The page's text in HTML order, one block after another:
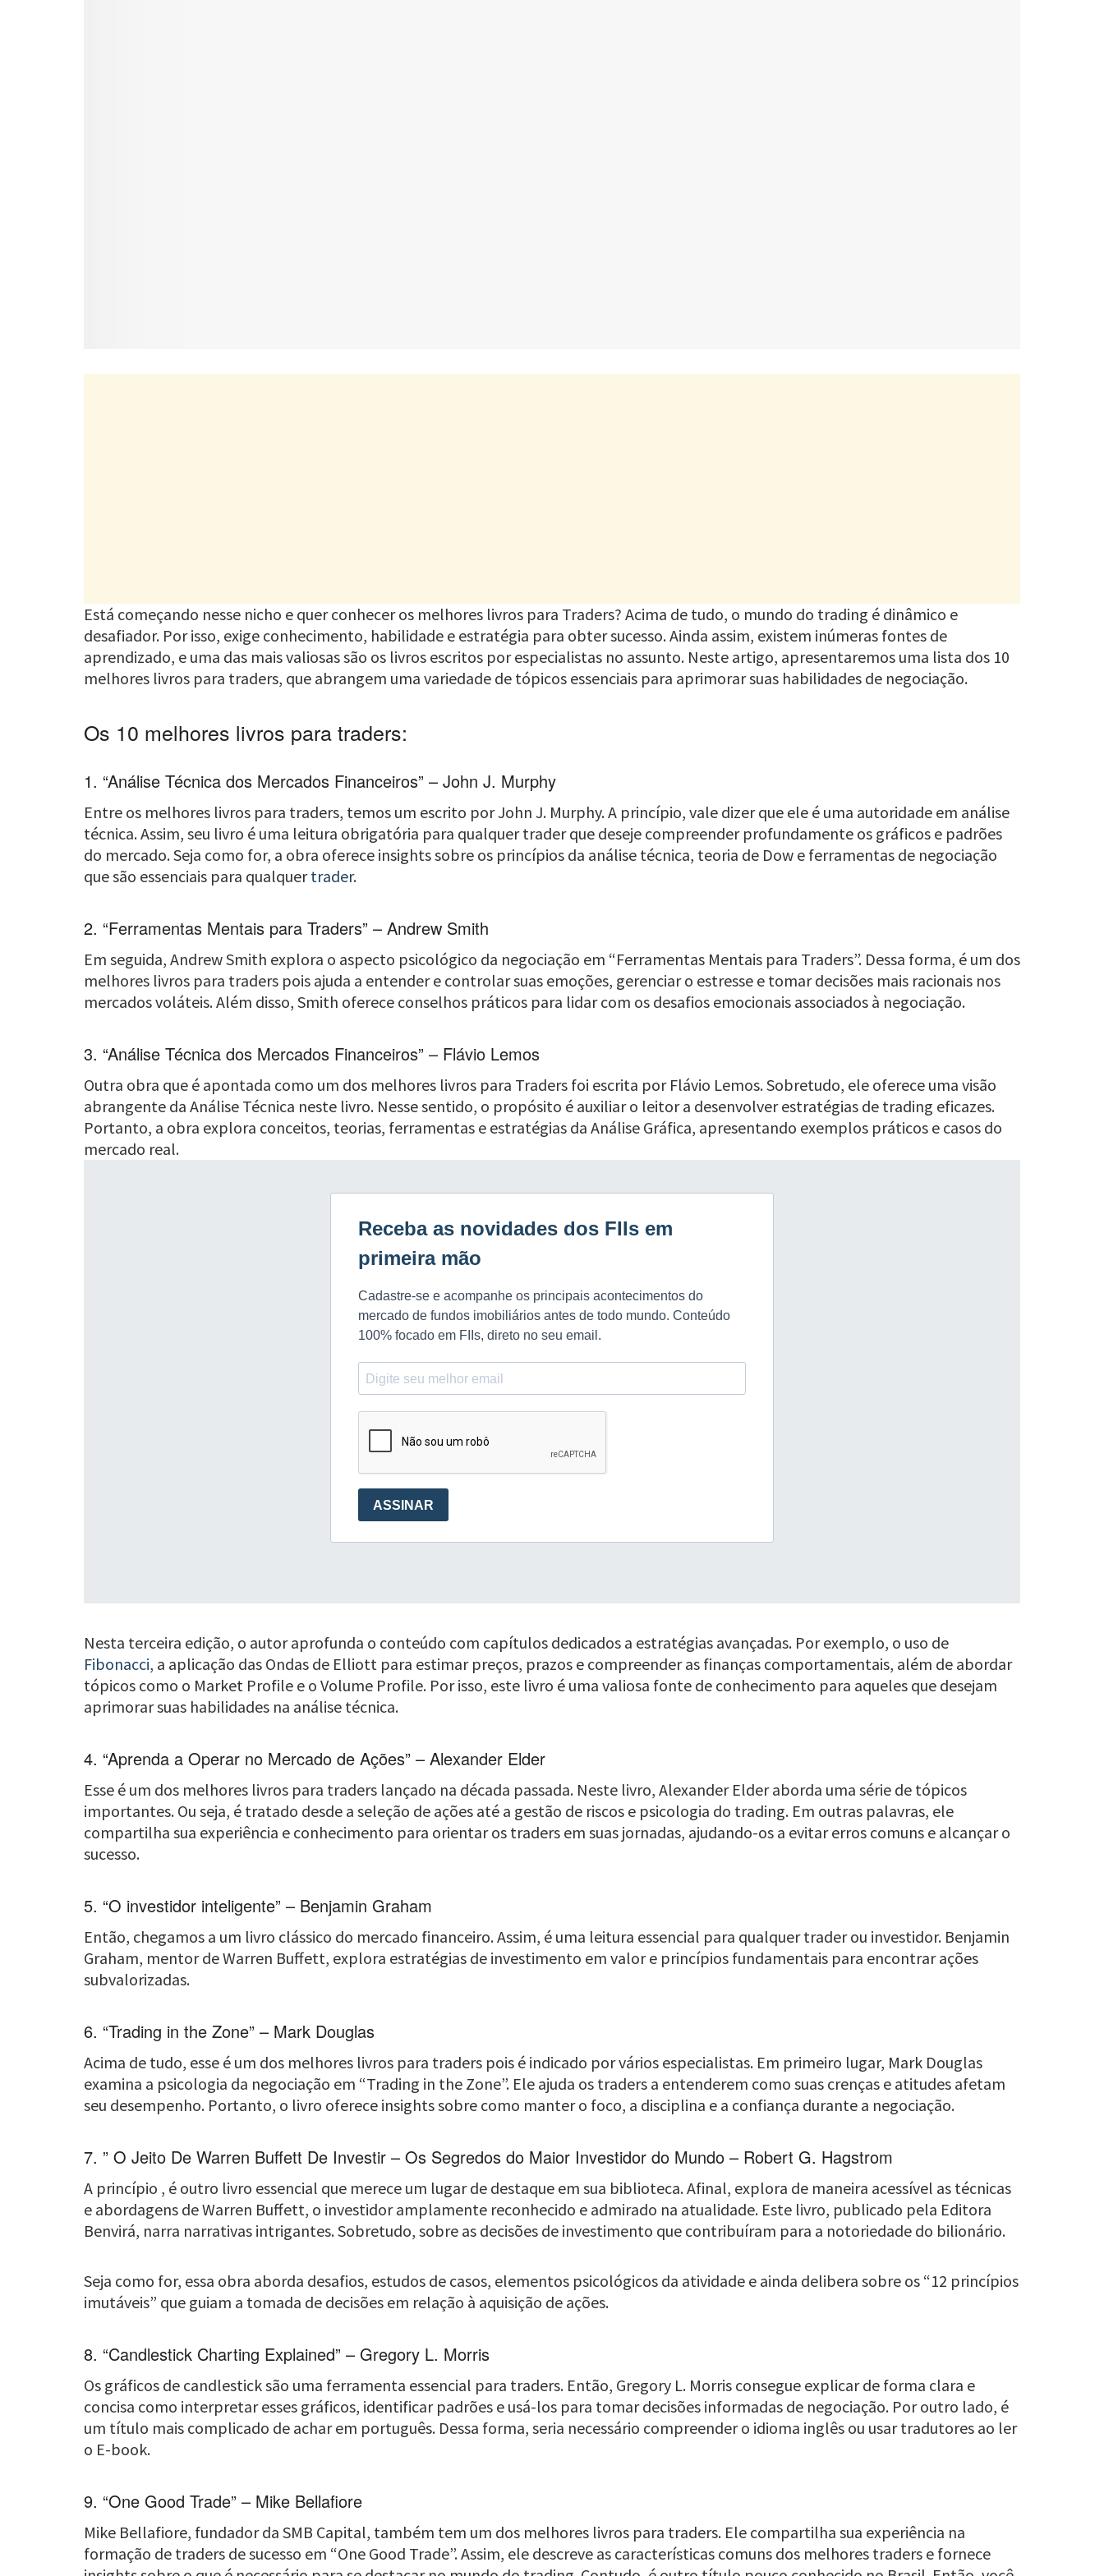
Está começando nesse nicho e quer conhecer os melhores livros para Traders? Acima de tudo, o mundo do trading é dinâmico e
desafiador. Por isso, exige conhecimento, habilidade e estratégia para obter sucesso. Ainda assim, existem inúmeras fontes de
aprendizado, e uma das mais valiosas são os livros escritos por especialistas no assunto. Neste artigo, apresentaremos uma lista dos 10
melhores livros para traders, que abrangem uma variedade de tópicos essenciais para aprimorar suas habilidades de negociação.
Os 10 melhores livros para traders:
1. “Análise Técnica dos Mercados Financeiros” – John J. Murphy
Entre os melhores livros para traders, temos um escrito por John J. Murphy. A princípio, vale dizer que ele é uma autoridade em análise
técnica. Assim, seu livro é uma leitura obrigatória para qualquer trader que deseje compreender profundamente os gráficos e padrões
do mercado. Seja como for, a obra oferece insights sobre os princípios da análise técnica, teoria de Dow e ferramentas de negociação
que são essenciais para qualquertrader.
2. “Ferramentas Mentais para Traders” – Andrew Smith
Em seguida, Andrew Smith explora o aspecto psicológico da negociação em “Ferramentas Mentais para Traders”. Dessa forma, é um dos
melhores livros para traders pois ajuda a entender e controlar suas emoções, gerenciar o estresse e tomar decisões mais racionais nos
mercados voláteis. Além disso, Smith oferece conselhos práticos para lidar com os desafios emocionais associados à negociação.
3. “Análise Técnica dos Mercados Financeiros” – Flávio Lemos
Outra obra que é apontada como um dos melhores livros para Traders foi escrita por Flávio Lemos. Sobretudo, ele oferece uma visão
abrangente da Análise Técnica neste livro. Nesse sentido, o propósito é auxiliar o leitor a desenvolver estratégias de trading eficazes.
Portanto, a obra explora conceitos, teorias, ferramentas e estratégias da Análise Gráfica, apresentando exemplos práticos e casos do
mercado real.
Nesta terceira edição, o autor aprofunda o conteúdo com capítulos dedicados a estratégias avançadas. Por exemplo, o uso de
Fibonacci, a aplicação das Ondas de Elliott para estimar preços, prazos e compreender as finanças comportamentais, além de abordar
tópicos como o Market Profile e o Volume Profile. Por isso, este livro é uma valiosa fonte de conhecimento para aqueles que desejam
aprimorar suas habilidades na análise técnica.
4. “Aprenda a Operar no Mercado de Ações” – Alexander Elder
Esse é um dos melhores livros para traders lançado na década passada. Neste livro, Alexander Elder aborda uma série de tópicos
importantes. Ou seja, é tratado desde a seleção de ações até a gestão de riscos e psicologia do trading. Em outras palavras, ele
compartilha sua experiência e conhecimento para orientar os traders em suas jornadas, ajudando-os a evitar erros comuns e alcançar o
sucesso.
5. “O investidor inteligente” – Benjamin Graham
Então, chegamos a um livro clássico do mercado financeiro. Assim, é uma leitura essencial para qualquer trader ou investidor. Benjamin
Graham, mentor de Warren Buffett, explora estratégias de investimento em valor e princípios fundamentais para encontrar ações
subvalorizadas.
6. “Trading in the Zone” – Mark Douglas
Acima de tudo, esse é um dos melhores livros para traders pois é indicado por vários especialistas. Em primeiro lugar, Mark Douglas
examina a psicologia da negociação em “Trading in the Zone”. Ele ajuda os traders a entenderem como suas crenças e atitudes afetam
seu desempenho. Portanto, o livro oferece insights sobre como manter o foco, a disciplina e a confiança durante a negociação.
7. ” O Jeito De Warren Buffett De Investir – Os Segredos do Maior Investidor do Mundo – Robert G. Hagstrom
A princípio , é outro livro essencial que merece um lugar de destaque em sua biblioteca. Afinal, explora de maneira acessível as técnicas
e abordagens de Warren Buffett, o investidor amplamente reconhecido e admirado na atualidade. Este livro, publicado pela Editora
Benvirá, narra narrativas intrigantes. Sobretudo, sobre as decisões de investimento que contribuíram para a notoriedade do bilionário.
Seja como for, essa obra aborda desafios, estudos de casos, elementos psicológicos da atividade e ainda delibera sobre os “12 princípios
imutáveis” que guiam a tomada de decisões em relação à aquisição de ações.
8. “Candlestick Charting Explained” – Gregory L. Morris
Os gráficos de candlestick são uma ferramenta essencial para traders. Então, Gregory L. Morris consegue explicar de forma clara e
concisa como interpretar esses gráficos, identificar padrões e usá-los para tomar decisões informadas de negociação. Por outro lado, é
um título mais complicado de achar em português. Dessa forma, seria necessário compreender o idioma inglês ou usar tradutores ao ler
o E-book.
9. “One Good Trade” – Mike Bellafiore
Mike Bellafiore, fundador da SMB Capital, também tem um dos melhores livros para traders. Ele compartilha sua experiência na
formação de traders de sucesso em “One Good Trade”. Assim, ele descreve as características comuns dos melhores traders e fornece